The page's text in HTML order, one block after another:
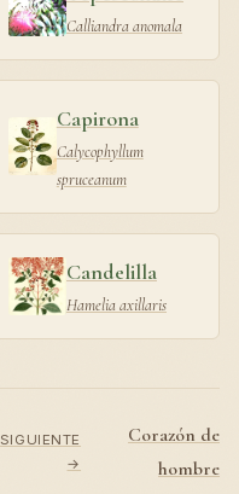
Calliandra anomala
Capirona
Calycophyllum
spruceanum
Candelilla
Hamelia axillaris
SIGUIENTE
→
Corazón de
hombre